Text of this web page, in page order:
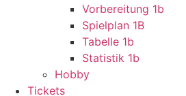
Vorbereitung 1b
Spielplan 1B
Tabelle 1b
Statistik 1b
Hobby
Tickets